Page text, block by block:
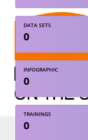
DATA SETS
0
INFOGRAPHIC
0
TRAININGS
0